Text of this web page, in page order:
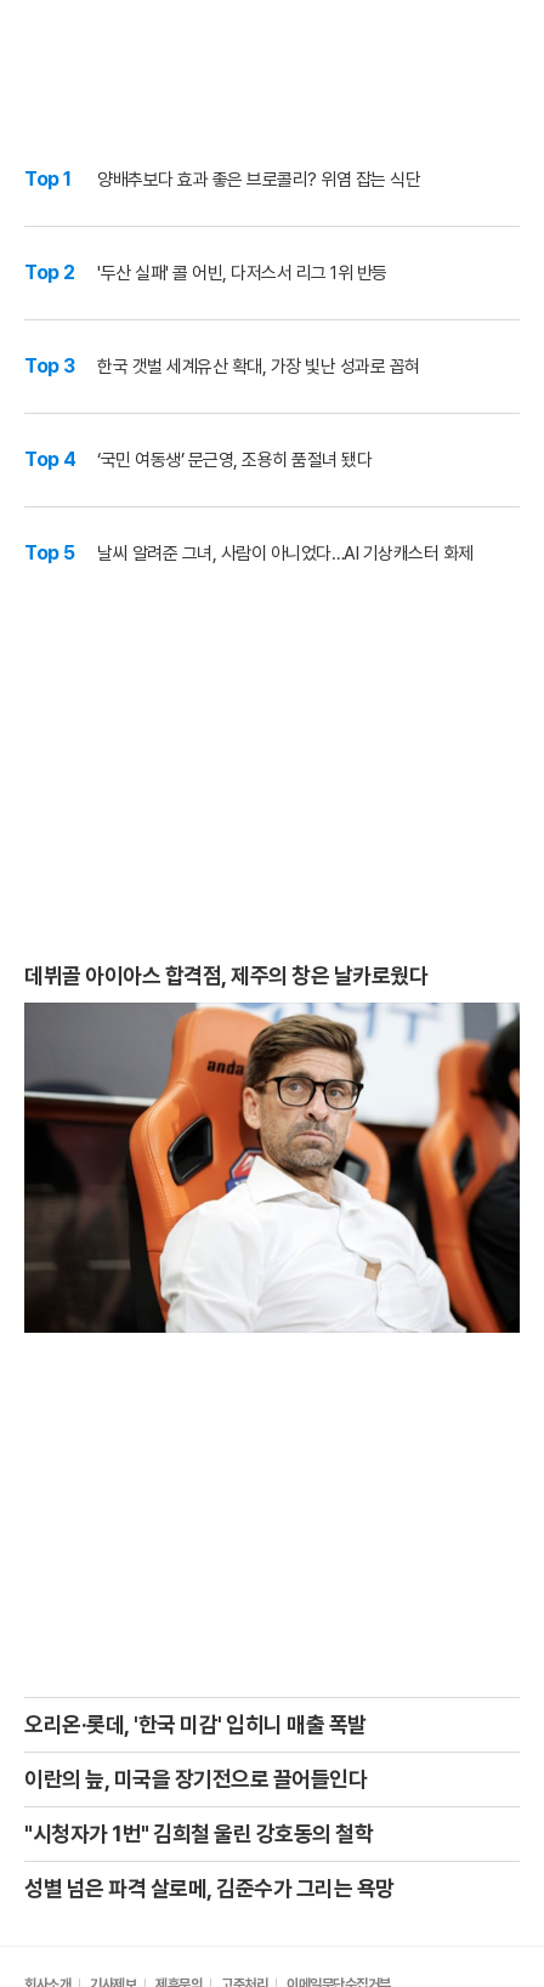
Top 1 양배추보다 효과 좋은 브로콜리? 위염 잡는 식단
Top 2 '두산 실패' 콜 어빈, 다저스서 리그 1위 반등
Top 3 한국 갯벌 세계유산 확대, 가장 빛난 성과로 꼽혀
Top 4 ‘국민 여동생’ 문근영, 조용히 품절녀 됐다
Top 5 날씨 알려준 그녀, 사람이 아니었다…AI 기상캐스터 화제
데뷔골 아이아스 합격점, 제주의 창은 날카로웠다
오리온·롯데, '한국 미감' 입히니 매출 폭발
이란의 늪, 미국을 장기전으로 끌어들인다
"시청자가 1번" 김희철 울린 강호동의 철학
성별 넘은 파격 살로메, 김준수가 그리는 욕망